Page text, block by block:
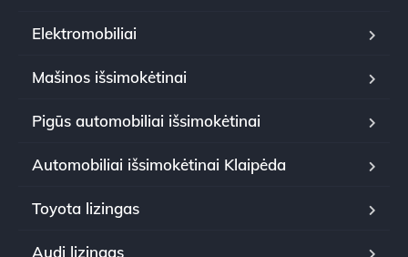
Elektromobiliai
Mašinos išsimokėtinai
Pigūs automobiliai išsimokėtinai
Automobiliai išsimokėtinai Klaipėda
Toyota lizingas
Audi lizingas